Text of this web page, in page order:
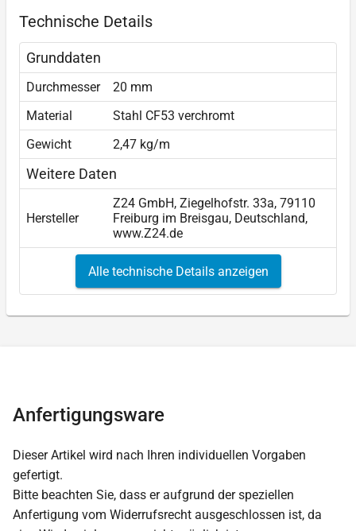
Technische Details
Grunddaten
Durchmesser
20 mm
Material
Stahl CF53 verchromt
Gewicht
2,47 kg/m
Weitere Daten
Hersteller
Z24 GmbH, Ziegelhofstr. 33a, 79110
Freiburg im Breisgau, Deutschland,
www.Z24.de
Alle technische Details anzeigen
Anfertigungsware
Dieser Artikel wird nach Ihren individuellen Vorgaben
gefertigt.
Bitte beachten Sie, dass er aufgrund der speziellen
Anfertigung vom Widerrufsrecht ausgeschlossen ist, da